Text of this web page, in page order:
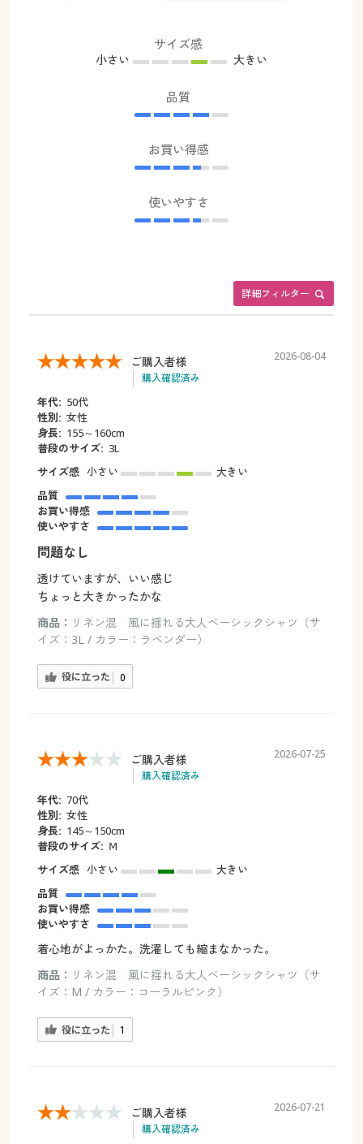
サイズ感
小さい 大きい
品質
お買い得感
使いやすさ
詳細フィルター
ご購入者様
購入確認済み
2026-08-04
年代: 50代
性別: 女性
身長: 155～160cm
普段のサイズ: 3L
サイズ感 小さい
大きい
品質
お買い得感
使いやすさ
問題なし
透けていますが、いい感じ
ちょっと大きかったかな
商品： リネン混 風に揺れる大人ベーシックシャツ（サ
イズ：3L / カラー：ラベンダー）
役に立った 0
ご購入者様
購入確認済み
2026-07-25
年代: 70代
性別: 女性
身長: 145～150cm
普段のサイズ: Ⅿ
サイズ感 小さい
大きい
品質
お買い得感
使いやすさ
着心地がよっかた。洗濯しても縮まなかった。
商品： リネン混 風に揺れる大人ベーシックシャツ（サ
イズ：M / カラー：コーラルピンク）
役に立った 1
ご購入者様
購入確認済み
2026-07-21